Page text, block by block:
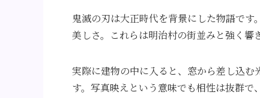
鬼滅の刃は大正時代を背景にした物語で
美しさ。これらは明治村の街並みと強く響
実際に建物の中に入ると、窓から差し込
す。写真映えという意味でも相性は抜群で